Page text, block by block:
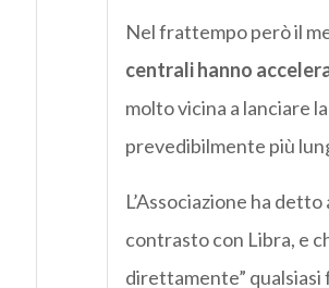
Nel frattempo però il
centrali hanno
molto vicina a lanciare
prevedibilmente più
L’Associazione ha
contrasto con Libra, e
direttamente”